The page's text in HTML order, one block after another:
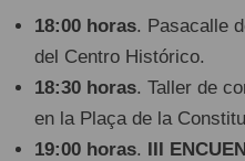
18:00 horas. Pasacalle
del Centro Histórico.
18:30 horas. Taller de
en la Plaça de la
19:00 horas. III